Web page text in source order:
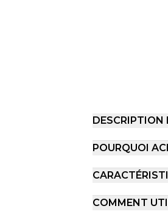
DESCRIPTION
POURQUOI
COMMENT